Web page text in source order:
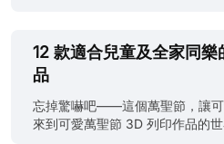
優惠券。分享創意、啟發社群，
提，如果你正準備今年的 3D 列
讀《列印你的......
數碼方式雕塑光線與陰影，所運
同，只是把成果轉化為 STL 格
ZBrush 還是 Fusion 360，目標
能與光線互動的表面。 更理想的
年重新列印，也能調整細節、縮
整系列。沒有果肉，也不會腐爛
蜘蛛等混合設計，把詭異氣氛與
刻刀無法實現的細節。這確實是
吧？ 3D 列印南瓜蜘蛛今年大受歡
引發話題的焦點。它可以客製化
印速度快。試想一下：南瓜頭加
12 款適合兒童及全家同
品
忘掉驚嚇吧——這個萬聖節，讓
來到可愛萬聖節 3D 列印作品的